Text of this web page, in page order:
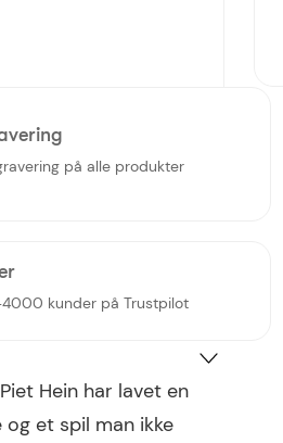
på alle produkter
kunder på Trustpilot
Piet Hein har lavet en
et spil man ikke